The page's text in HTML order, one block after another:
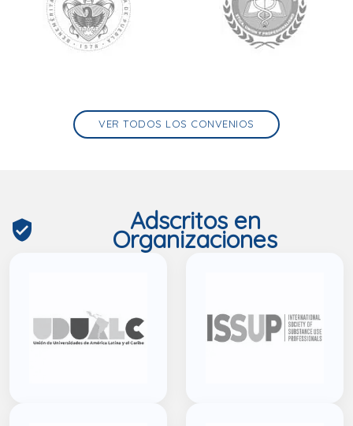
VER TODOS LOS CONVENIOS
verified_user Adscritos en
Organizaciones